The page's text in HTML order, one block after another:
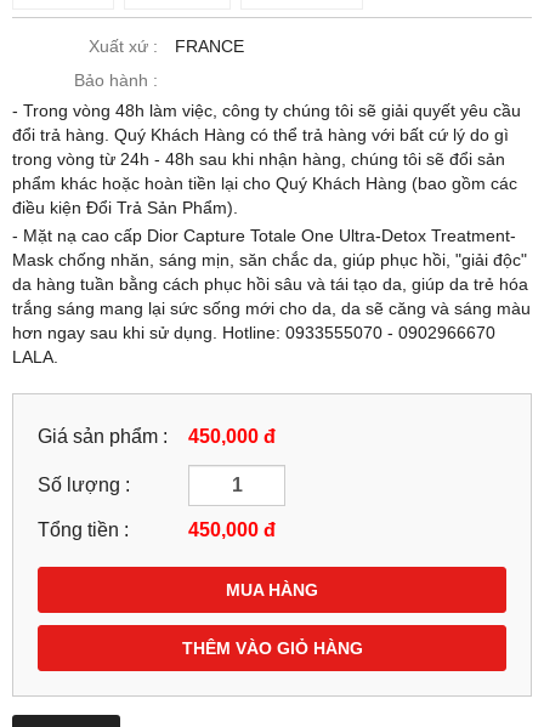
Xuất xứ :
FRANCE
Bảo hành :
- Trong vòng 48h làm việc, công ty chúng tôi sẽ giải quyết yêu cầu
đổi trả hàng. Quý Khách Hàng có thể trả hàng với bất cứ lý do gì
trong vòng từ 24h - 48h sau khi nhận hàng, chúng tôi sẽ đổi sản
phẩm khác hoặc hoàn tiền lại cho Quý Khách Hàng (bao gồm các
điều kiện Đổi Trả Sản Phẩm).
- Mặt nạ cao cấp Dior Capture Totale One Ultra-Detox Treatment-
Mask chống nhăn, sáng mịn, săn chắc da, giúp phục hồi, "giải độc"
da hàng tuần bằng cách phục hồi sâu và tái tạo da, giúp da trẻ hóa
trắng sáng mang lại sức sống mới cho da, da sẽ căng và sáng màu
hơn ngay sau khi sử dụng. Hotline: 0933555070 - 0902966670
LALA.
Giá sản phẩm : 450,000 đ
Số lượng :
Tổng tiền : 450,000 đ
MUA HÀNG
THÊM VÀO GIỎ HÀNG